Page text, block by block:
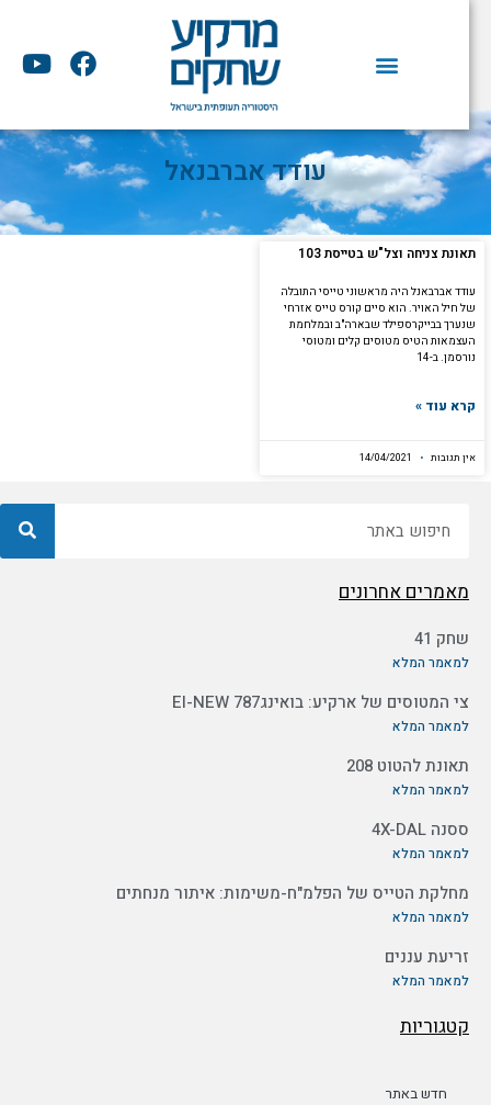
F
a
e
b
o
k
Y
o
t
u
e
עודד אברבנאל
תאונת צניחה וצל"ש בטייסת 103
עודד אברבאנל היה מראשוני טייסי התובלה
של חיל האויר. הוא סיים קורס טייס אזרחי
שנערך בבייקרספילד שבארה"ב ובמלחמת
העצמאות הטיס מטוסים קלים ומטוסי
נורסמן. ב-14
קרא עוד »
אין תגובות
מאמרים אחרונים
שחק 41
למאמר המלא
צי המטוסים של ארקיע: בואינג787 EI-NEW
למאמר המלא
תאונת להטוט 208
למאמר המלא
ססנה 4X-DAL
למאמר המלא
מחלקת הטייס של הפלמ"ח-משימות: איתור מנחתים
למאמר המלא
זריעת עננים
למאמר המלא
קטגוריות
חדש באתר